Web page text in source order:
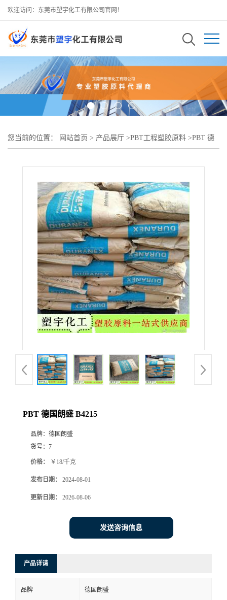
欢迎访问：东莞市塑宇化工有限公司官网！
您当前的位置： 网站首页 > 产品展厅 >PBT工程塑胶原料 >PBT 德
PBT 德国朗盛 B4215
品牌： 德国朗盛
货号： 7
价格： ￥18/千克
发布日期： 2024-08-01
更新日期： 2026-08-06
发送咨询信息
产品详请
品牌 德国朗盛